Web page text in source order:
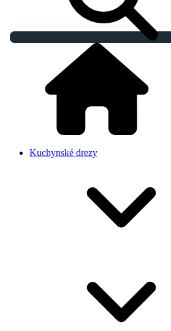
Kuchynské drezy